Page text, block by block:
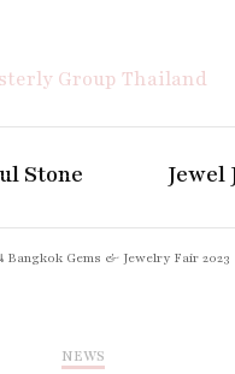
แหวนแต่งงาน
Stone Jewel
Gems & Jewelry Fair 2023
NEWS